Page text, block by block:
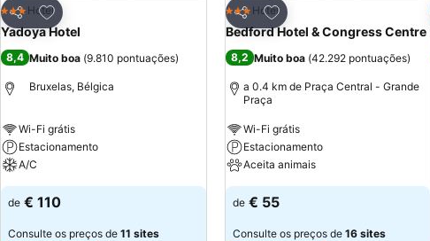
Partilhar
Adicionar aos favoritos
3 Estrelas
Hotel
Yadoya Hotel
8,4 Muito boa (9.810 pontuações)
Bruxelas, Bélgica
Wi-Fi grátis
Estacionamento
A/C
de € 110
Consulte os preços de 11 sites
Partilhar
Adicionar aos favoritos
3 Estrelas
Hotel
Bedford Hotel & Congress Centre
8,2 Muito boa (42.292 pontuações)
a 0.4 km de Praça Central - Grande
Praça
Wi-Fi grátis
Estacionamento
Aceita animais
de € 55
Consulte os preços de 16 sites